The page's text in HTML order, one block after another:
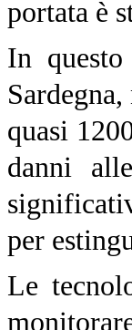
portata è
In
quasi
danni
per
Le